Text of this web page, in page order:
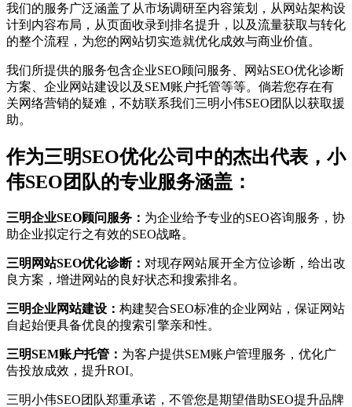
我们的服务广泛涵盖了从市场调研至内容策划，从网站架构设
计到内容布局，从页面收录到排名提升，以及流量获取与转化
的整个流程，为您的网站切实造就优化成效与商业价值。
我们所提供的服务包含企业SEO顾问服务、网站SEO优化诊断
方案、企业网站建设以及SEM账户托管等等。倘若您存在有
关网络营销的疑难，不妨联系我们三明小伟SEO团队以获取援
助。
作为三明SEO优化公司中的杰出代表，小
伟SEO团队的专业服务涵盖：
三明企业SEO顾问服务： 为企业给予专业的SEO咨询服务，协
助企业拟定行之有效的SEO战略。
三明网站SEO优化诊断： 对现存网站展开全方位诊断，给出改
良方案，增进网站的良好状态和搜索排名。
三明企业网站建设： 构建契合SEO标准的企业网站，保证网站
自起始便具备优良的搜索引擎亲和性。
三明SEM账户托管： 为客户提供SEM账户管理服务，优化广
告投放成效，提升ROI。
三明小伟SEO团队郑重承诺，不管您是期望借助SEO提升品牌